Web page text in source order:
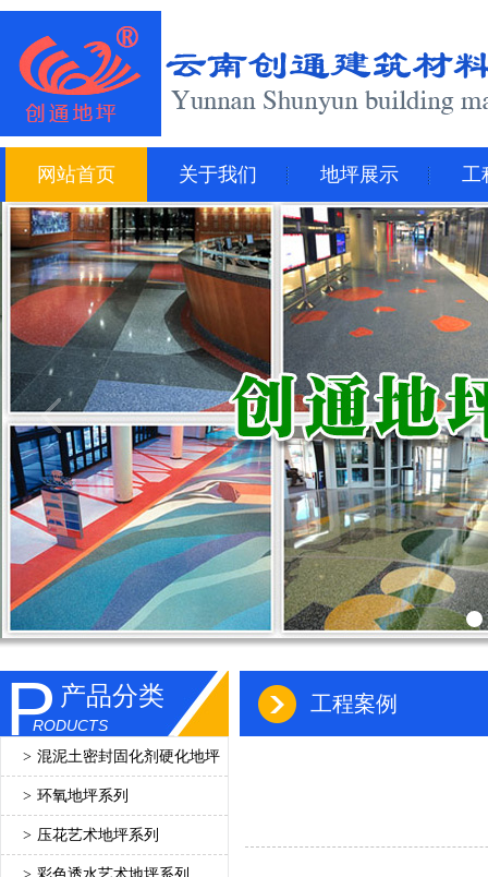
网站首页 关于我们 地坪展示 工
P产品分类
RODUCTS
> 混泥土密封固化剂硬化地坪
> 环氧地坪系列
> 压花艺术地坪系列
工程案例